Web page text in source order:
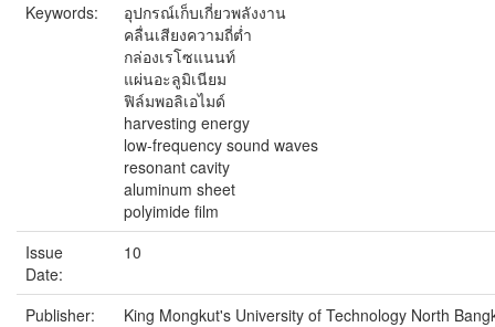
Keywords:
อุปกรณ์เก็บเกี่ยวพลังงาน
คลื่นเสียงความถี่ต่ำ
กล่องเรโซแนนท์
แผ่นอะลูมิเนียม
ฟิล์มพอลิเอไมด์
harvesting energy
low-frequency sound waves
resonant cavity
aluminum sheet
polyimide film
Issue
Date:
10
Publisher:
King Mongkut's University of Technology North